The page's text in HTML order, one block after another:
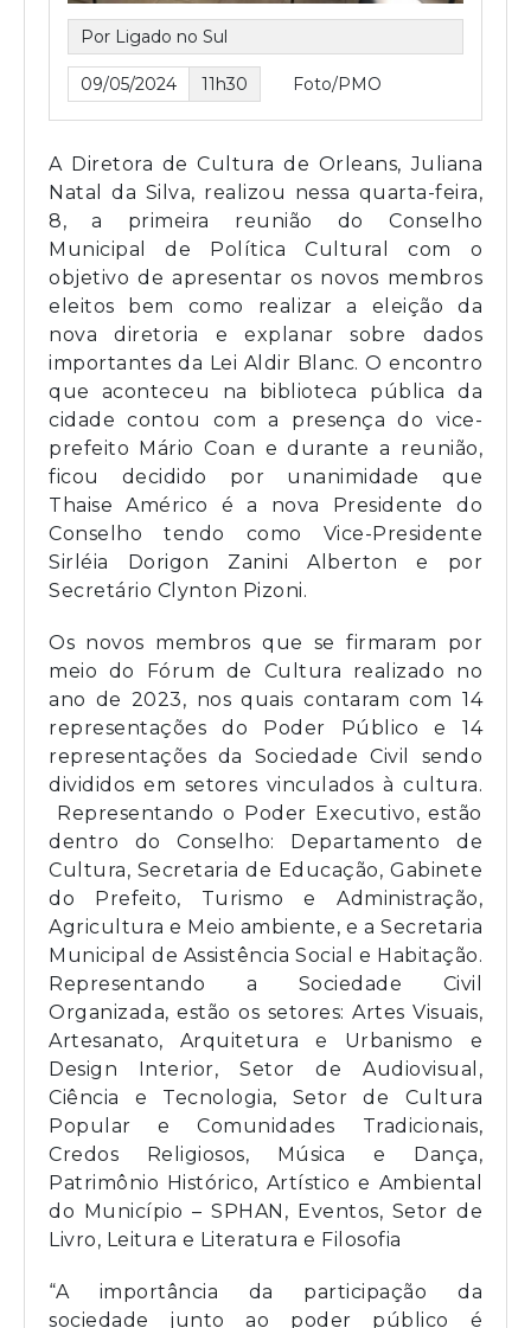
Por Ligado no Sul
09/05/2024 11h30 Foto/PMO
A Diretora de Cultura de Orleans, Juliana
Natal da Silva, realizou nessa quarta-feira,
8, a primeira reunião do Conselho
Municipal de Política Cultural com o
objetivo de apresentar os novos membros
eleitos bem como realizar a eleição da
nova diretoria e explanar sobre dados
importantes da Lei Aldir Blanc. O encontro
que aconteceu na biblioteca pública da
cidade contou com a presença do vice-
prefeito Mário Coan e durante a reunião,
ficou decidido por unanimidade que
Thaise Américo é a nova Presidente do
Conselho tendo como Vice-Presidente
Sirléia Dorigon Zanini Alberton e por
Secretário Clynton Pizoni.
Os novos membros que se firmaram por
meio do Fórum de Cultura realizado no
ano de 2023, nos quais contaram com 14
representações do Poder Público e 14
representações da Sociedade Civil sendo
divididos em setores vinculados à cultura.
Representando o Poder Executivo, estão
dentro do Conselho: Departamento de
Cultura, Secretaria de Educação, Gabinete
do Prefeito, Turismo e Administração,
Agricultura e Meio ambiente, e a Secretaria
Municipal de Assistência Social e Habitação.
Representando a Sociedade Civil
Organizada, estão os setores: Artes Visuais,
Artesanato, Arquitetura e Urbanismo e
Design Interior, Setor de Audiovisual,
Ciência e Tecnologia, Setor de Cultura
Popular e Comunidades Tradicionais,
Credos Religiosos, Música e Dança,
Patrimônio Histórico, Artístico e Ambiental
do Município – SPHAN, Eventos, Setor de
Livro, Leitura e Literatura e Filosofia
“A importância da participação da
sociedade junto ao poder público é